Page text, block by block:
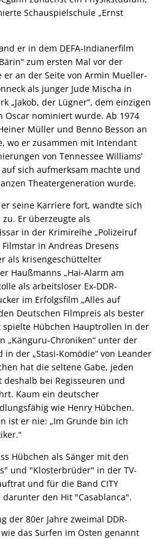
Schauspielschule „Ernst
er in dem DEFA-Indianerfilm
zum ersten Mal vor der
er an der Seite von Armin Mueller-
als junger Jude Mischa in
„Jakob, der Lügner“, dem einzigen
Oscar nominiert wurde. Ab 1974
Müller und Benno Besson an
wo er zusammen mit Intendant
von Tennessee Williams’
auf sich aufmerksam machte und
Theatergeneration wurde.
seine Karriere fort, wandte sich
Er überzeugte als
in der Krimireihe „Polizeiruf
in Andreas Dresens
als krisengeschüttelter
Haußmanns „Hai-Alarm am
als arbeitsloser Ex-DDR-
im Erfolgsfilm „Alles auf
Deutschen Filmpreis als bester
Hübchen Hauptrollen in der
„Känguru-Chroniken“ unter der
in der „Stasi-Komödie“ von Leander
hat die seltene Gabe, jeden
bei Regisseuren und
Kaum ein deutscher
wie Henry Hübchen.
ist er nie: „Im Grunde bin ich
Hübchen als Sänger mit den
und "Klosterbrüder" in der TV-
und für die Band CITY
den Hit "Casablanca".
der 80er Jahre zweimal DDR-
das Surfen im Osten genannt